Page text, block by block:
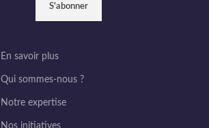
En savoir plus
Qui sommes-nous ?
Notre expertise
Nos initiatives